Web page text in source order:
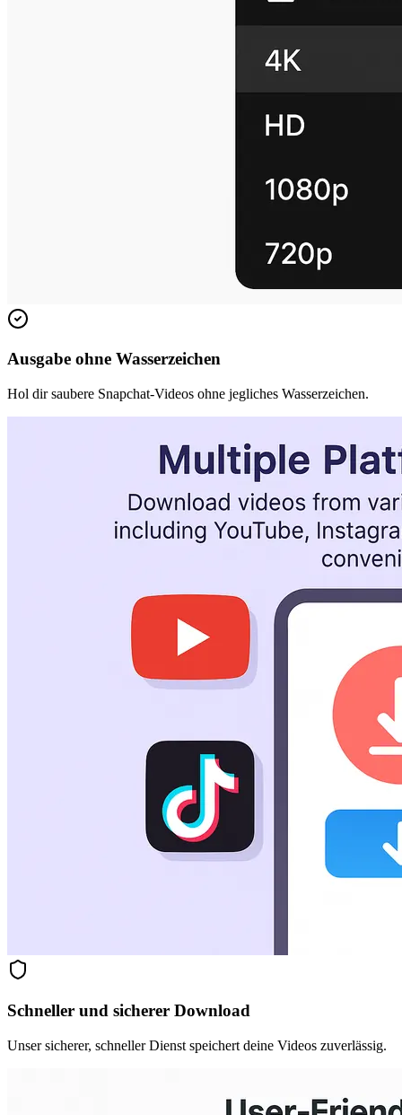
Ausgabe ohne Wasserzeichen
Hol dir saubere Snapchat-Videos ohne jegliches Wasserzeichen.
Schneller und sicherer Download
Unser sicherer, schneller Dienst speichert deine Videos zuverlässig.